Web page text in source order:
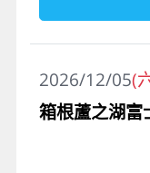
2026/12/05(
箱根蘆之湖富